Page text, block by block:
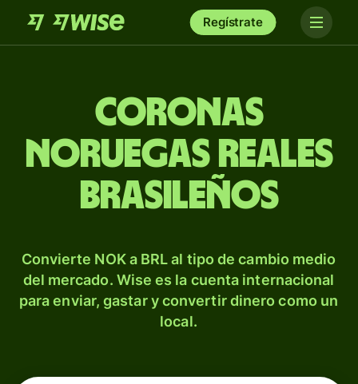
Regístrate
Coronas
noruegas reales
brasileños
Convierte NOK a BRL al tipo de cambio medio
del mercado. Wise es la cuenta internacional
para enviar, gastar y convertir dinero como un
local.